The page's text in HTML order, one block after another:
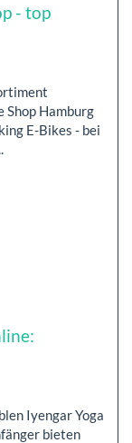
- top
Shop Hamburg
E-Bikes - bei
Iyengar Yoga
bieten